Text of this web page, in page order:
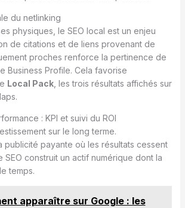
du netlinking
physiques, le SEO local est un enjeu
de citations et de liens provenant de
proches renforce la pertinence de
Business Profile. Cela favorise
Local Pack, les trois résultats affichés sur
: KPI et suivi du ROI
sur le long terme.
publicité payante où les résultats cessent
construit un actif numérique dont la
temps.
apparaître sur Google : les